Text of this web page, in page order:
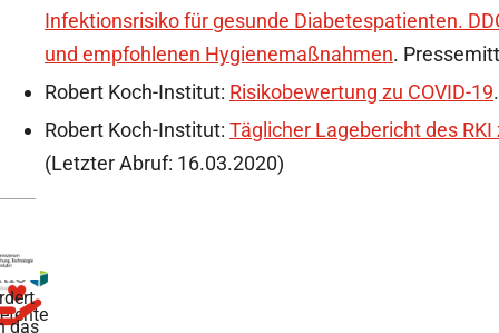
Infektionsrisiko für gesunde Diabetespatienten.
und empfohlenen Hygienemaßnahmen.
Robert Koch-Institut: Risikobewertung zu COVID-19
Robert Koch-Institut: Täglicher Lagebericht des
(Letzter Abruf: 16.03.2020)
das